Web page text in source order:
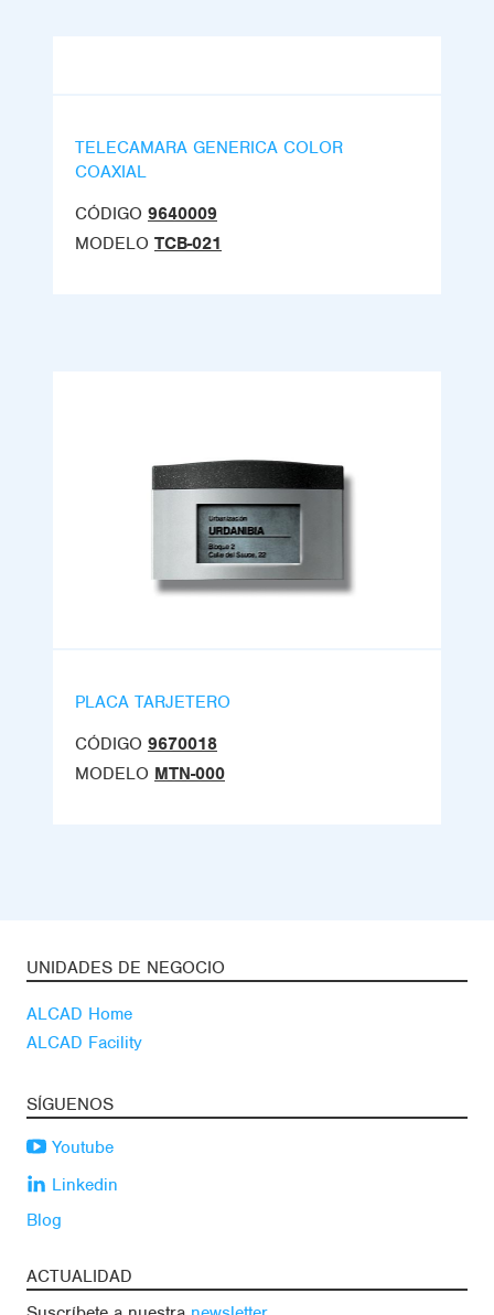
TELECAMARA GENERICA COLOR
COAXIAL
CÓDIGO 9640009
MODELO TCB-021
PLACA TARJETERO
CÓDIGO 9670018
MODELO MTN-000
UNIDADES DE NEGOCIO
ALCAD Home
ALCAD Facility
SÍGUENOS
Youtube
Linkedin
Blog
ACTUALIDAD